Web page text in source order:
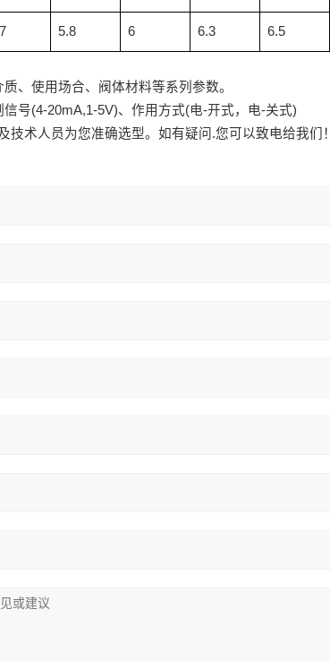
5.8 6 6.3 6.5
、使用场合、阀体材料等系列参数。
信号(4-20mA,1-5V)、作用方式(电-开式，电-关式)
技术人员为您准确选型。如有疑问 .您可以致电给我们！